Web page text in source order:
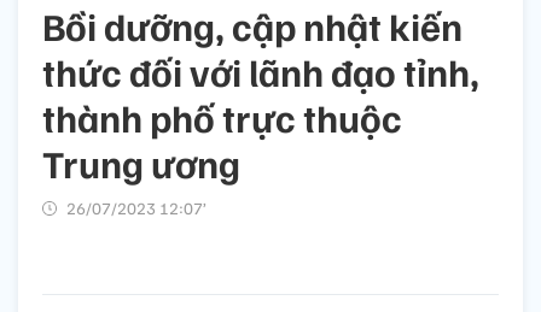
Bồi dưỡng, cập nhật kiến
thức đối với lãnh đạo tỉnh,
thành phố trực thuộc
Trung ương
26/07/2023 12:07’